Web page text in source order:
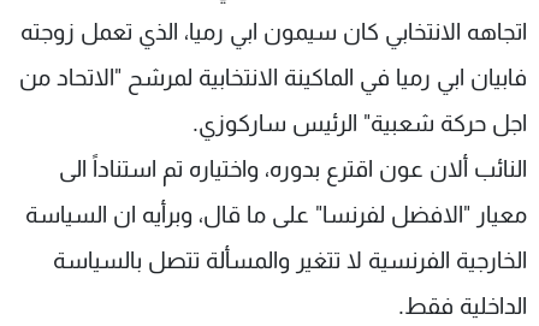
اتجاهه الانتخابي كان سيمون ابي رميا، الذي تعمل زوجته
فابيان ابي رميا في الماكينة الانتخابية لمرشح "الاتحاد من
اجل حركة شعبية" الرئيس ساركوزي.
النائب ألان عون اقترع بدوره، واختياره تم استناداً الى
معيار "الافضل لفرنسا" على ما قال، وبرأيه ان السياسة
الخارجية الفرنسية لا تتغير والمسألة تتصل بالسياسة
الداخلية فقط.